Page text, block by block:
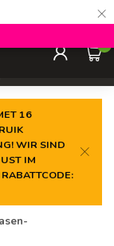
×
0
16
WIR SIND
IM